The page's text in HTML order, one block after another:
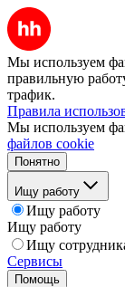
Мы используем
правильную
трафик.
Правила
Мы используем
файлов cookie
Понятно
Ищу работу
Ищу работу
Ищу работу
Ищу
Сервисы
Помощь